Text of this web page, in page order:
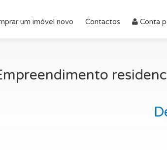
um imóvel novo Contactos Conta